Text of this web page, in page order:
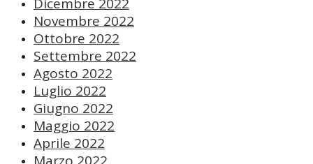
Dicembre 2022
Novembre 2022
Ottobre 2022
Settembre 2022
Agosto 2022
Luglio 2022
Giugno 2022
Maggio 2022
Aprile 2022